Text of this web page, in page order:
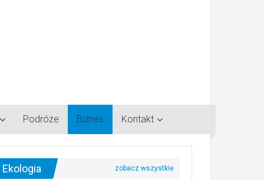
Podróże Biznes Kontakt
Ekologia